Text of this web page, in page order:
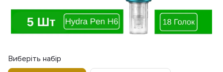
Виберіть набір